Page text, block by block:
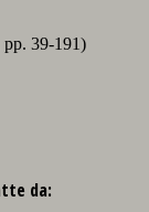
39-191)
da: